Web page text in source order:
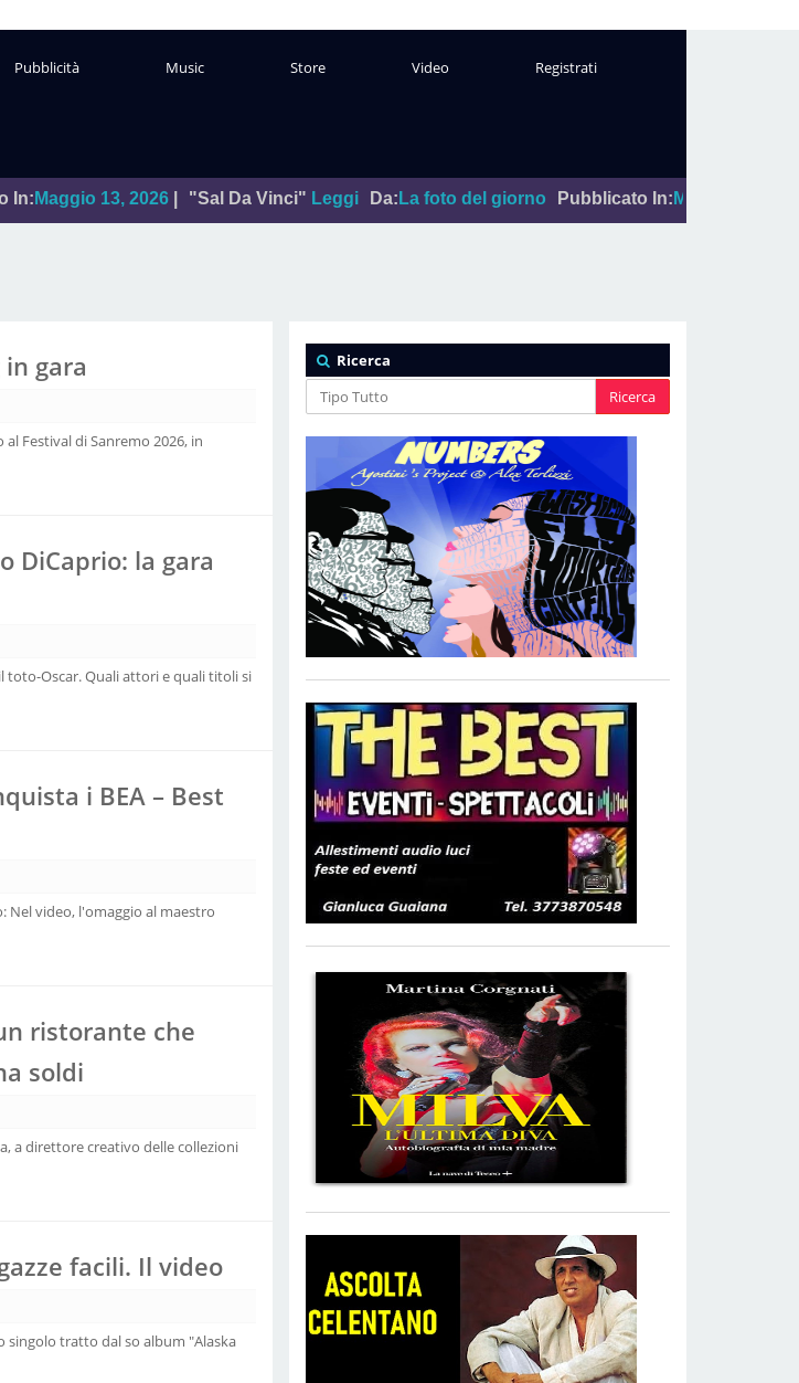
Pubblicità Music Store Video Registrati
2026| "Sal Da Vinci" Leggi Da:La foto del giorno Pubblicato In:Marzo 10, 2026
gara
Festival di Sanremo 2026, in
DiCaprio: la gara
toto-Oscar. Quali attori e quali titoli si
i BEA – Best
Nel video, l'omaggio al maestro
ristorante che
soldi
a direttore creativo delle collezioni
facili. Il video
singolo tratto dal so album "Alaska
Ricerca
Ricerca